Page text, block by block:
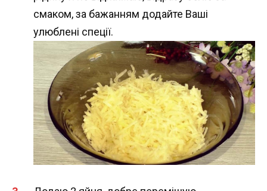
смаком, за бажанням додайте Ваші
улюблені спеції.